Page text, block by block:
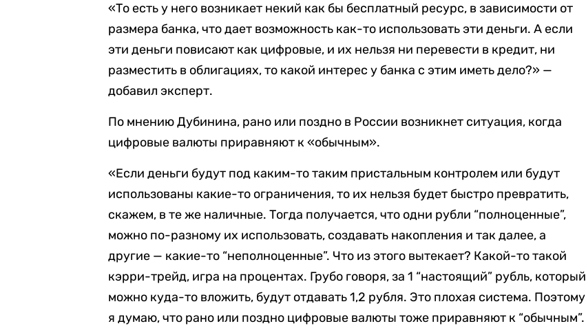
«То есть у него возникает некий как бы бесплатный ресурс, в зависимости от
размера банка, что дает возможность как-то использовать эти деньги. А если
эти деньги повисают как цифровые, и их нельзя ни перевести в кредит, ни
разместить в облигациях, то какой интерес у банка с этим иметь дело?» —
добавил эксперт.
По мнению Дубинина, рано или поздно в России возникнет ситуация, когда
цифровые валюты приравняют к «обычным».
«Если деньги будут под каким-то таким пристальным контролем или будут
использованы какие-то ограничения, то их нельзя будет быстро превратить,
скажем, в те же наличные. Тогда получается, что одни рубли “полноценные”,
можно по-разному их использовать, создавать накопления и так далее, а
другие — какие-то “неполноценные”. Что из этого вытекает? Какой-то такой
кэрри-трейд, игра на процентах. Грубо говоря, за 1 “настоящий” рубль, который
можно куда-то вложить, будут отдавать 1,2 рубля. Это плохая система. Поэтому
я думаю, что рано или поздно цифровые валюты тоже приравняют к “обычным”.